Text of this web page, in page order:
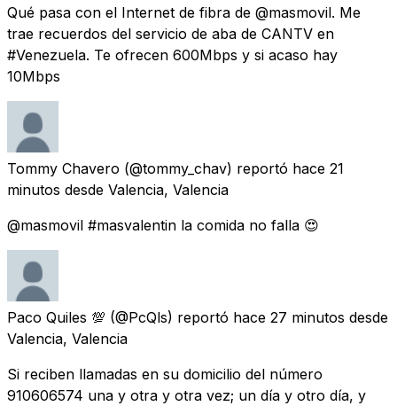
Qué pasa con el Internet de fibra de @masmovil. Me
trae recuerdos del servicio de aba de CANTV en
#Venezuela. Te ofrecen 600Mbps y si acaso hay
10Mbps
Tommy Chavero (@tommy_chav) reportó hace 21
minutos desde Valencia, Valencia
@masmovil #masvalentin la comida no falla 😍
Paco Quiles 💯 (@PcQls) reportó hace 27 minutos desde
Valencia, Valencia
Si reciben llamadas en su domicilio del número
910606574 una y otra y otra vez; un día y otro día, y